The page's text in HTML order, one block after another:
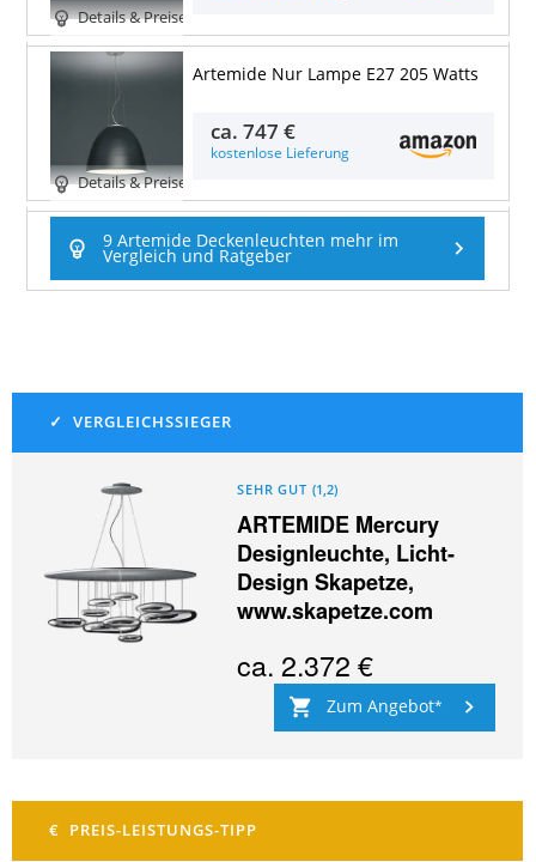
Details & Preise
Details & Preise
Artemide Nur Lampe E27 205 Watts
ca.747 €
kostenlose Lieferung
9 Artemide Deckenleuchten mehr im
Vergleich und Ratgeber
SEHR GUT (1,2)
ARTEMIDE Mercury
Designleuchte, Licht-
Design Skapetze,
www.skapetze.com
ca. 2.372 €
Zum Angebot